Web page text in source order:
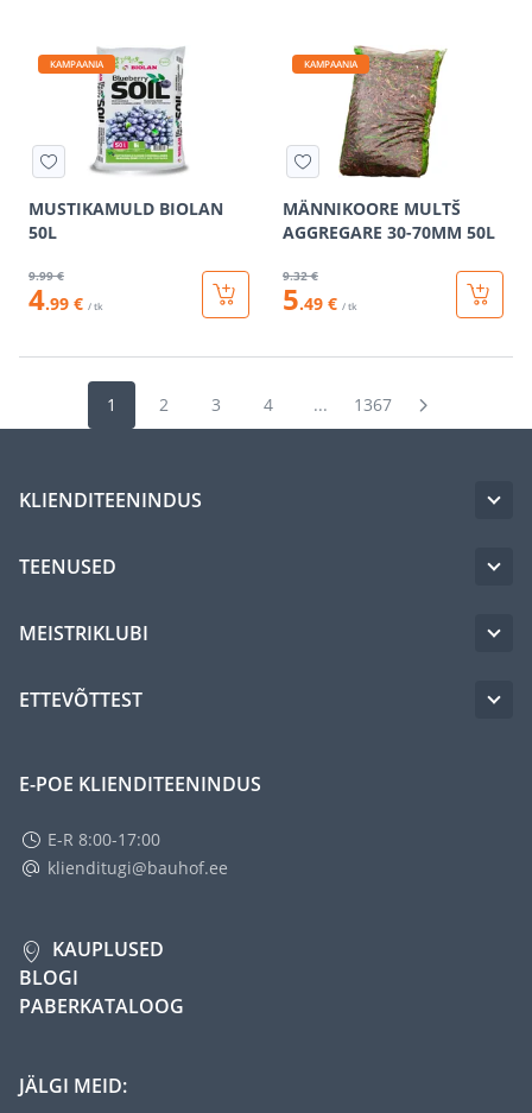
KAMPAANIA
MUSTIKAMULD BIOLAN
50L
9.99 €
4.99 € / tk
KAMPAANIA
MÄNNIKOORE MULTŠ
AGGREGARE 30-70MM 50L
9.32 €
5.49 € / tk
1 2 3 4 ... 1367
KLIENDITEENINDUS
TEENUSED
MEISTRIKLUBI
ETTEVÕTTEST
E-POE KLIENDITEENINDUS
E-R 8:00-17:00
klienditugi@bauhof.ee
KAUPLUSED
BLOGI
PABERKATALOOG
JÄLGI MEID: